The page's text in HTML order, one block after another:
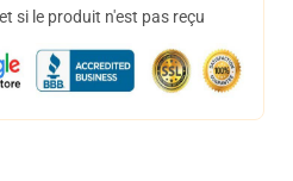
si le produit n'est pas reçu